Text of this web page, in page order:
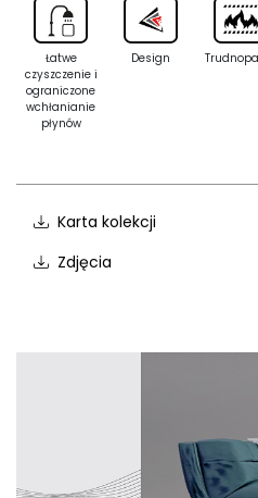
Łatwe
czyszczenie i
ograniczone
wchłanianie
płynów
Design
Karta kolekcji
Zdjęcia